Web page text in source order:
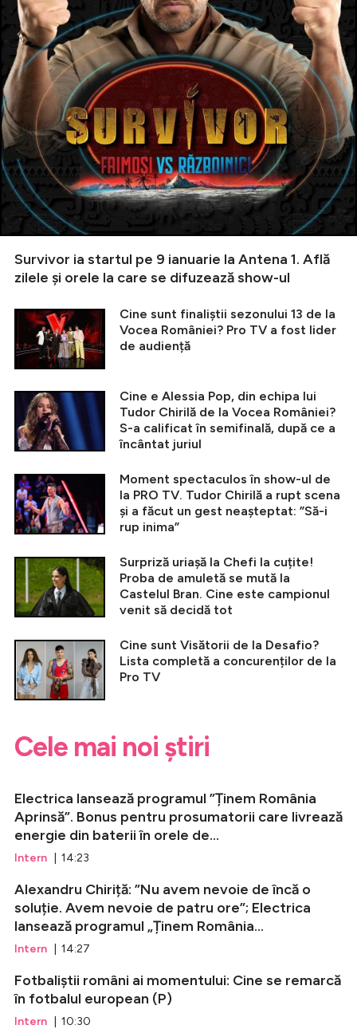
Survivor ia startul pe 9 ianuarie la Antena 1. Află
zilele și orele la care se difuzează show-ul
Cine sunt finaliștii sezonului 13 de la
Vocea României? Pro TV a fost lider
de audiență
Cine e Alessia Pop, din echipa lui
Tudor Chirilă de la Vocea României?
S-a calificat în semifinală, după ce a
încântat juriul
Moment spectaculos în show-ul de
la PRO TV. Tudor Chirilă a rupt scena
și a făcut un gest neașteptat: ”Să-i
rup inima”
Surpriză uriașă la Chefi la cuțite!
Proba de amuletă se mută la
Castelul Bran. Cine este campionul
venit să decidă tot
Cine sunt Visătorii de la Desafio?
Lista completă a concurenților de la
Pro TV
Cele mai noi știri
Electrica lansează programul ”Ținem România
Aprinsă”. Bonus pentru prosumatorii care livrează
energie din baterii în orele de...
Intern | 14:23
Alexandru Chiriță: ”Nu avem nevoie de încă o
soluție. Avem nevoie de patru ore”; Electrica
lansează programul „Ținem România...
Intern | 14:27
Fotbaliștii români ai momentului: Cine se remarcă
în fotbalul european (P)
Intern | 10:30